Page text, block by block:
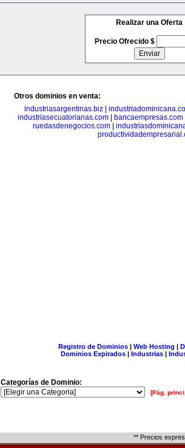
Realizar una Oferta
Precio Ofrecido $
Otros dominios en venta:
industriasargentinas.biz
industriasecuatorianas.com
bancaempresas.com
ruedasdenegocios.com|
Registro de Dominios| Web Hosting |
Dominios Expirados | Industrias |
Categorías de Dominio:
[Pág.
** Precios